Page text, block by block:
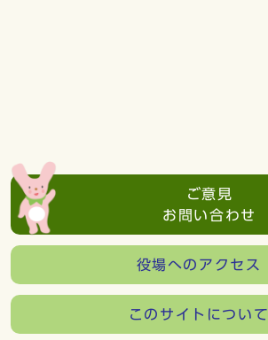
ご意見
お問い合わせ
役場へのアクセス
このサイトについて